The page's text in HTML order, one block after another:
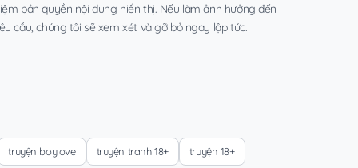
bản quyền nội dung hiển thị. Nếu làm ảnh hưởng đến
cầu, chúng tôi sẽ xem xét và gỡ bỏ ngay lập tức.
truyện boylove truyện tranh 18+ truyện 18+